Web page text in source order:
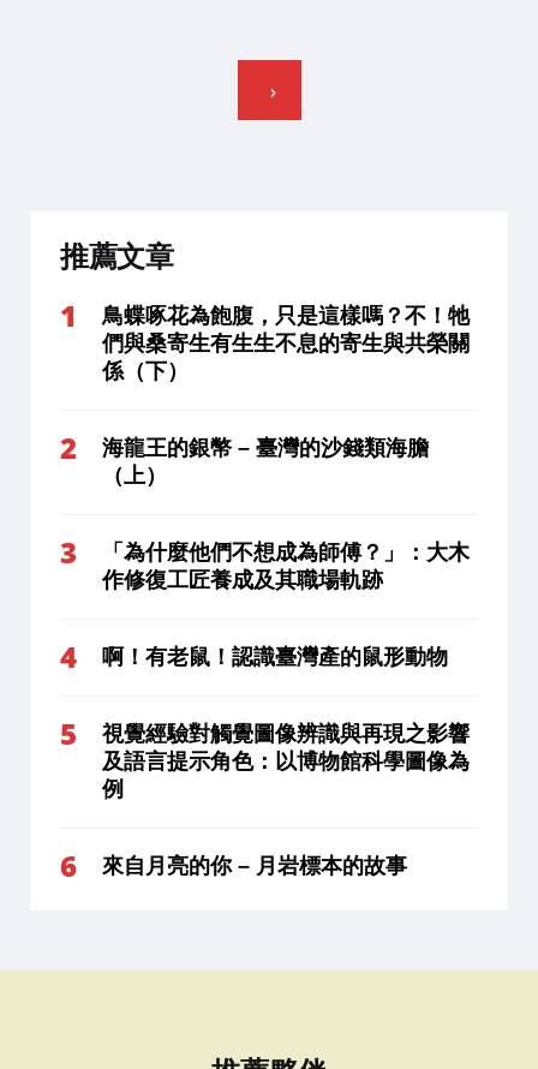
推薦文章
鳥蝶啄花為飽腹，只是這樣嗎？不！牠
們與桑寄生有生生不息的寄生與共榮關
係（下）
海龍王的銀幣 – 臺灣的沙錢類海膽
（上）
「為什麼他們不想成為師傅？」：大木
作修復工匠養成及其職場軌跡
啊！有老鼠！認識臺灣產的鼠形動物
視覺經驗對觸覺圖像辨識與再現之影響
及語言提示角色：以博物館科學圖像為
例
來自月亮的你 – 月岩標本的故事